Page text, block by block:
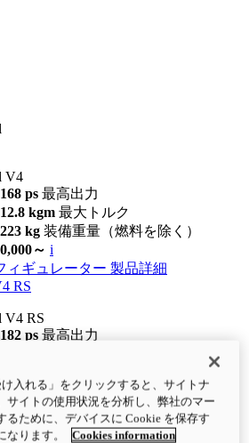
V4
168 ps 最高出力
12.8 kgm 最大トルク
223 kg 装備重量（燃料を除く）
～ i
ィギュレーター 製品詳細
RS
V4 RS
182 ps 最高出力
i
ィギュレーター 製品詳細
RS 100
け入れる」をクリックすると、サイトナ
サイトの使用状況を分析し、弊社のマー
るために、デバイスに Cookie を保存す
なります。
Cookies information